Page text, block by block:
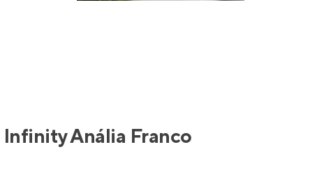
Infinity Anália Franco